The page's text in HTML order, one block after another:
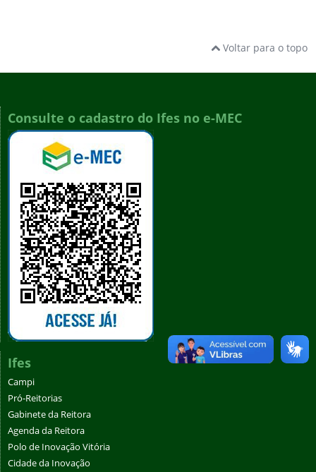
Voltar para o topo
Consulte o cadastro do Ifes no e-MEC
Ifes
Campi
Pró-Reitorias
Gabinete da Reitora
Agenda da Reitora
Polo de Inovação Vitória
Cidade da Inovação